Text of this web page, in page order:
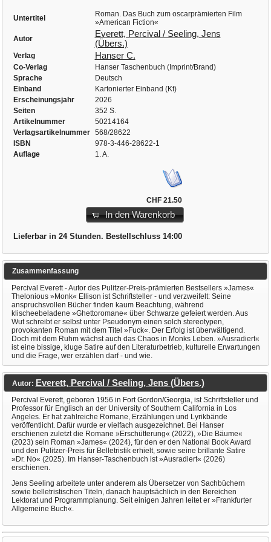
Untertitel
Roman. Das Buch zum oscarprämierten Film
»American Fiction«
Autor
Everett, Percival / Seeling, Jens
(Übers.)
Verlag Hanser C.
Co-Verlag
Hanser Taschenbuch (Imprint/Brand)
Sprache
Deutsch
Einband
Kartonierter Einband (Kt)
Erscheinungsjahr
2026
Seiten
352 S.
Artikelnummer
50214164
Verlagsartikelnummer
568/28622
ISBN
978-3-446-28622-1
Auflage
1. A.
CHF 21.50
In den Warenkorb
Lieferbar in 24 Stunden. Bestellschluss 14:00
Zusammenfassung
Percival Everett - Autor des Pulitzer-Preis-prämierten Bestsellers »James«
Thelonious »Monk« Ellison ist Schriftsteller - und verzweifelt: Seine
anspruchsvollen Bücher finden kaum Beachtung, während
klischeebeladene »Ghettoromane« über Schwarze gefeiert werden. Aus
Wut schreibt er selbst unter Pseudonym einen solch stereotypen,
provokanten Roman mit dem Titel »Fuck«. Der Erfolg ist überwältigend.
Doch mit dem Ruhm wächst auch das Chaos in Monks Leben. »Ausradiert«
ist eine bissige, kluge Satire auf den Literaturbetrieb, kulturelle Erwartungen
und die Frage, wer erzählen darf - und wie.
Autor: Everett, Percival / Seeling, Jens (Übers.)
Percival Everett, geboren 1956 in Fort Gordon/Georgia, ist Schriftsteller und
Professor für Englisch an der University of Southern California in Los
Angeles. Er hat zahlreiche Romane, Erzählungen und Lyrikbände
veröffentlicht. Dafür wurde er vielfach ausgezeichnet. Bei Hanser
erschienen zuletzt die Romane »Erschütterung« (2022), »Die Bäume«
(2023) sein Roman »James« (2024), für den er den National Book Award
und den Pulitzer-Preis für Belletristik erhielt, sowie seine brillante Satire
»Dr. No« (2025). Im Hanser-Taschenbuch ist »Ausradiert« (2026)
erschienen.
Jens Seeling arbeitete unter anderem als Übersetzer von Sachbüchern
sowie belletristischen Titeln, danach hauptsächlich in den Bereichen
Lektorat und Programmplanung. Seit einigen Jahren leitet er »Frankfurter
Allgemeine Buch«.